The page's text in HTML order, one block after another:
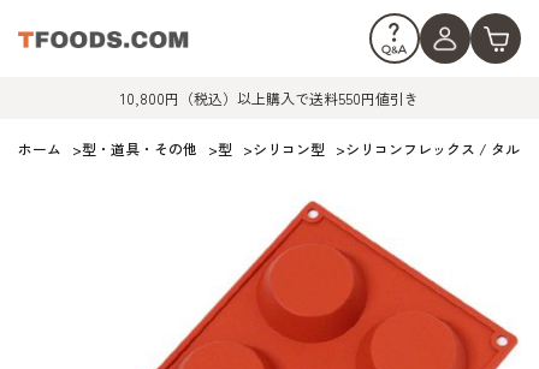
10,800円（税込）以上購入で送料550円値引き
ホーム >型・道具・その他 >型 >シリコン型 >シリコンフレックス / タルト